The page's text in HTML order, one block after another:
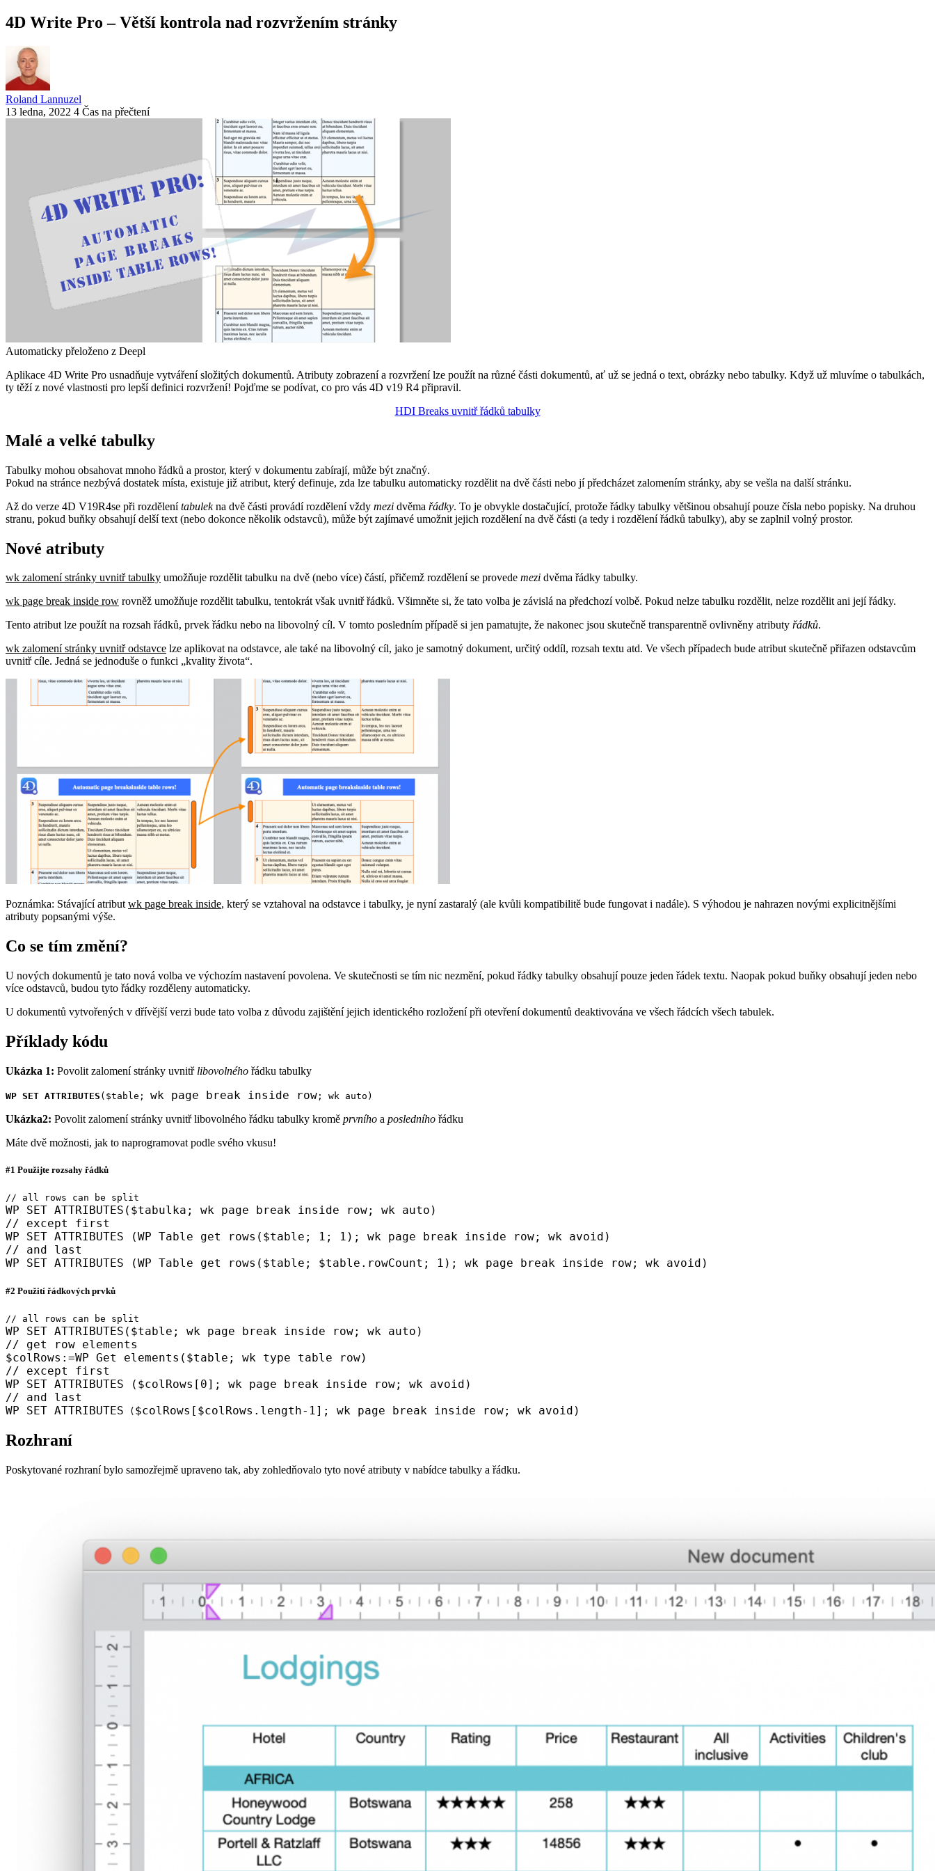
4D Write Pro – Větší kontrola nad rozvržením stránky
Roland Lannuzel
13 ledna, 2022 4 Čas na přečtení
Automaticky přeloženo z Deepl
Aplikace 4D Write Pro usnadňuje vytváření složitých dokumentů. Atributy zobrazení a rozvržení lze použít na různé části dokumentů, ať už se jedná o text, obrázky nebo tabulky. Když už mluvíme o tabulkách,
ty těží z nové vlastnosti pro lepší definici rozvržení! Pojďme se podívat, co pro vás 4D v19 R4 připravil.
HDI Breaks uvnitř řádků tabulky
Malé a velké tabulky
Tabulky mohou obsahovat mnoho řádků a prostor, který v dokumentu zabírají, může být značný.
Pokud na stránce nezbývá dostatek místa, existuje již atribut, který definuje, zda lze tabulku automaticky rozdělit na dvě části nebo jí předcházet zalomením stránky, aby se vešla na další stránku.
Až do verze 4D V19R4se při rozdělenítabulekna dvě části provádí rozdělení vždy mezi dvěma řádky. To je obvykle dostačující, protože řádky tabulky většinou obsahují pouze čísla nebo popisky. Na druhou
stranu, pokud buňky obsahují delší text (nebo dokonce několik odstavců), může být zajímavé umožnit jejich rozdělení na dvě části (a tedy i rozdělení řádků tabulky), aby se zaplnil volný prostor.
Nové atributy
wk zalomení stránky uvnitř tabulky umožňuje rozdělit tabulku na dvě (nebo více) částí, přičemž rozdělení se provede mezi dvěma řádky tabulky.
wk page break inside row rovněž umožňuje rozdělit tabulku, tentokrát však uvnitř řádků. Všimněte si, že tato volba je závislá na předchozí volbě. Pokud nelze tabulku rozdělit, nelze rozdělit ani její řádky.
Tento atribut lze použít na rozsah řádků, prvek řádku nebo na libovolný cíl. V tomto posledním případě si jen pamatujte, že nakonec jsou skutečně transparentně ovlivněny atributy řádků.
wk zalomení stránky uvnitř odstavce lze aplikovat na odstavce, ale také na libovolný cíl, jako je samotný dokument, určitý oddíl, rozsah textu atd. Ve všech případech bude atribut skutečně přiřazen odstavcům
uvnitř cíle. Jedná se jednoduše o funkci „kvality života“.
Poznámka: Stávající atributwk page break inside, který se vztahoval na odstavce i tabulky, je nyní zastaralý (ale kvůli kompatibilitě bude fungovat i nadále). S výhodou je nahrazen novými explicitnějšími
atributy popsanými výše.
Co se tím změní?
U nových dokumentů je tato nová volba ve výchozím nastavení povolena. Ve skutečnosti se tím nic nezmění, pokud řádky tabulky obsahují pouze jeden řádek textu. Naopak pokud buňky obsahují jeden nebo
více odstavců, budou tyto řádky rozděleny automaticky.
U dokumentů vytvořených v dřívější verzi bude tato volba z důvodu zajištění jejich identického rozložení při otevření dokumentů deaktivována ve všech řádcích všech tabulek.
Příklady kódu
Ukázka 1: Povolit zalomení stránky uvnitř libovolného řádku tabulky
WP SET ATTRIBUTES ( $table ; wk page break inside row ; wk auto )
Ukázka2: Povolit zalomení stránky uvnitř libovolného řádku tabulky kromě prvního a posledního řádku
Máte dvě možnosti, jak to naprogramovat podle svého vkusu!
#1 Použijte rozsahy řádků
// all rows can be split
WP SET ATTRIBUTES ($tabulka; wk page break inside row; wk auto )
// except first
WP SET ATTRIBUTES (WP Table get rows ( $table ; 1; 1); wk page break inside row; wk avoid )
// and last
WP SET ATTRIBUTES (WP Table get rows ( $table ; $table . rowCount ; 1); wk page break inside row; wk avoid )
#2 Použití řádkových prvků
// all rows can be split
WP SET ATTRIBUTES ( $table ; wk page break inside row; wk auto )
// get row elements
$colRows :=WP Get elements ( $table ; wk type table row)
// except first
WP SET ATTRIBUTES ( $colRows [0]; wk page break inside row; wk avoid )
// and last
WP SET ATTRIBUTES ( $colRows [ $colRows . length-1]; wk page break inside row; wk avoid )
Rozhraní
Poskytované rozhraní bylo samozřejmě upraveno tak, aby zohledňovalo tyto nové atributy v nabídce tabulky a řádku.